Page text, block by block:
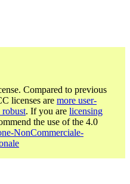
Compared to previous
licenses are more user-
. If you are licensing
the use of the 4.0
NonCommerciale-